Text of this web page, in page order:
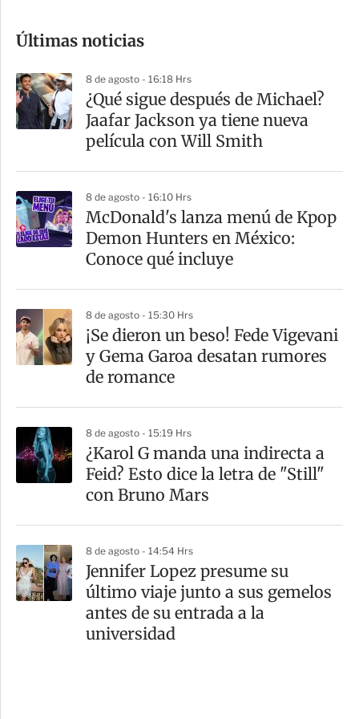
m
a
r
t
Últimas noticias
8 de agosto - 16:18 Hrs
¿Qué sigue después de Michael?
Jaafar Jackson ya tiene nueva
película con Will Smith
8 de agosto - 16:10 Hrs
McDonald's lanza menú de Kpop
Demon Hunters en México:
Conoce qué incluye
8 de agosto - 15:30 Hrs
¡Se dieron un beso! Fede Vigevani
y Gema Garoa desatan rumores
de romance
8 de agosto - 15:19 Hrs
¿Karol G manda una indirecta a
Feid? Esto dice la letra de "Still"
con Bruno Mars
8 de agosto - 14:54 Hrs
Jennifer Lopez presume su
último viaje junto a sus gemelos
antes de su entrada a la
universidad